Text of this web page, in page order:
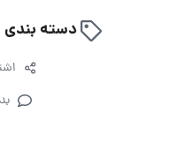
دسته بندی